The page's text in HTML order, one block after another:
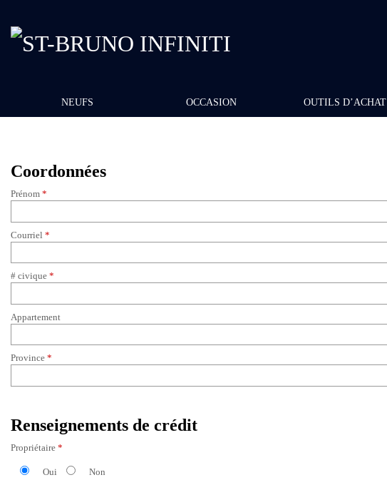
NEUFS OCCASION OUTILS D’ACHAT
Coordonnées
Prénom *
Courriel *
# civique *
Appartement
Province *
Renseignements de crédit
Propriétaire *
Oui Non